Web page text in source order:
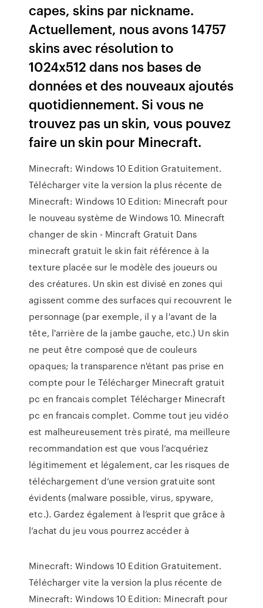
capes, skins par nickname.
Actuellement, nous avons 14757
skins avec résolution to
1024x512 dans nos bases de
données et des nouveaux ajoutés
quotidiennement. Si vous ne
trouvez pas un skin, vous pouvez
faire un skin pour Minecraft.
Minecraft: Windows 10 Edition Gratuitement.
Télécharger vite la version la plus récente de
Minecraft: Windows 10 Edition: Minecraft pour
le nouveau système de Windows 10. Minecraft
changer de skin - Mincraft Gratuit Dans
minecraft gratuit le skin fait référence à la
texture placée sur le modèle des joueurs ou
des créatures. Un skin est divisé en zones qui
agissent comme des surfaces qui recouvrent le
personnage (par exemple, il y a l'avant de la
tête, l'arrière de la jambe gauche, etc.) Un skin
ne peut être composé que de couleurs
opaques; la transparence n'étant pas prise en
compte pour le Télécharger Minecraft gratuit
pc en francais complet Télécharger Minecraft
pc en francais complet. Comme tout jeu vidéo
est malheureusement très piraté, ma meilleure
recommandation est que vous l’acquériez
légitimement et légalement, car les risques de
téléchargement d’une version gratuite sont
évidents (malware possible, virus, spyware,
etc.). Gardez également à l’esprit que grâce à
l’achat du jeu vous pourrez accéder à
Minecraft: Windows 10 Edition Gratuitement.
Télécharger vite la version la plus récente de
Minecraft: Windows 10 Edition: Minecraft pour